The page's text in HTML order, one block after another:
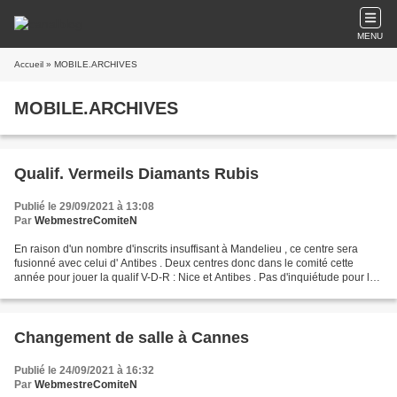
MENU
Accueil » MOBILE.ARCHIVES
MOBILE.ARCHIVES
Qualif. Vermeils Diamants Rubis
Publié le 29/09/2021 à 13:08
Par WebmestreComiteN
En raison d'un nombre d'inscrits insuffisant à Mandelieu , ce centre sera
fusionné avec celui d' Antibes . Deux centres donc dans le comité cette
année pour jouer la qualif V-D-R : Nice et Antibes . Pas d'inquiétude pour les
Changement de salle à Cannes
Publié le 24/09/2021 à 16:32
Par WebmestreComiteN